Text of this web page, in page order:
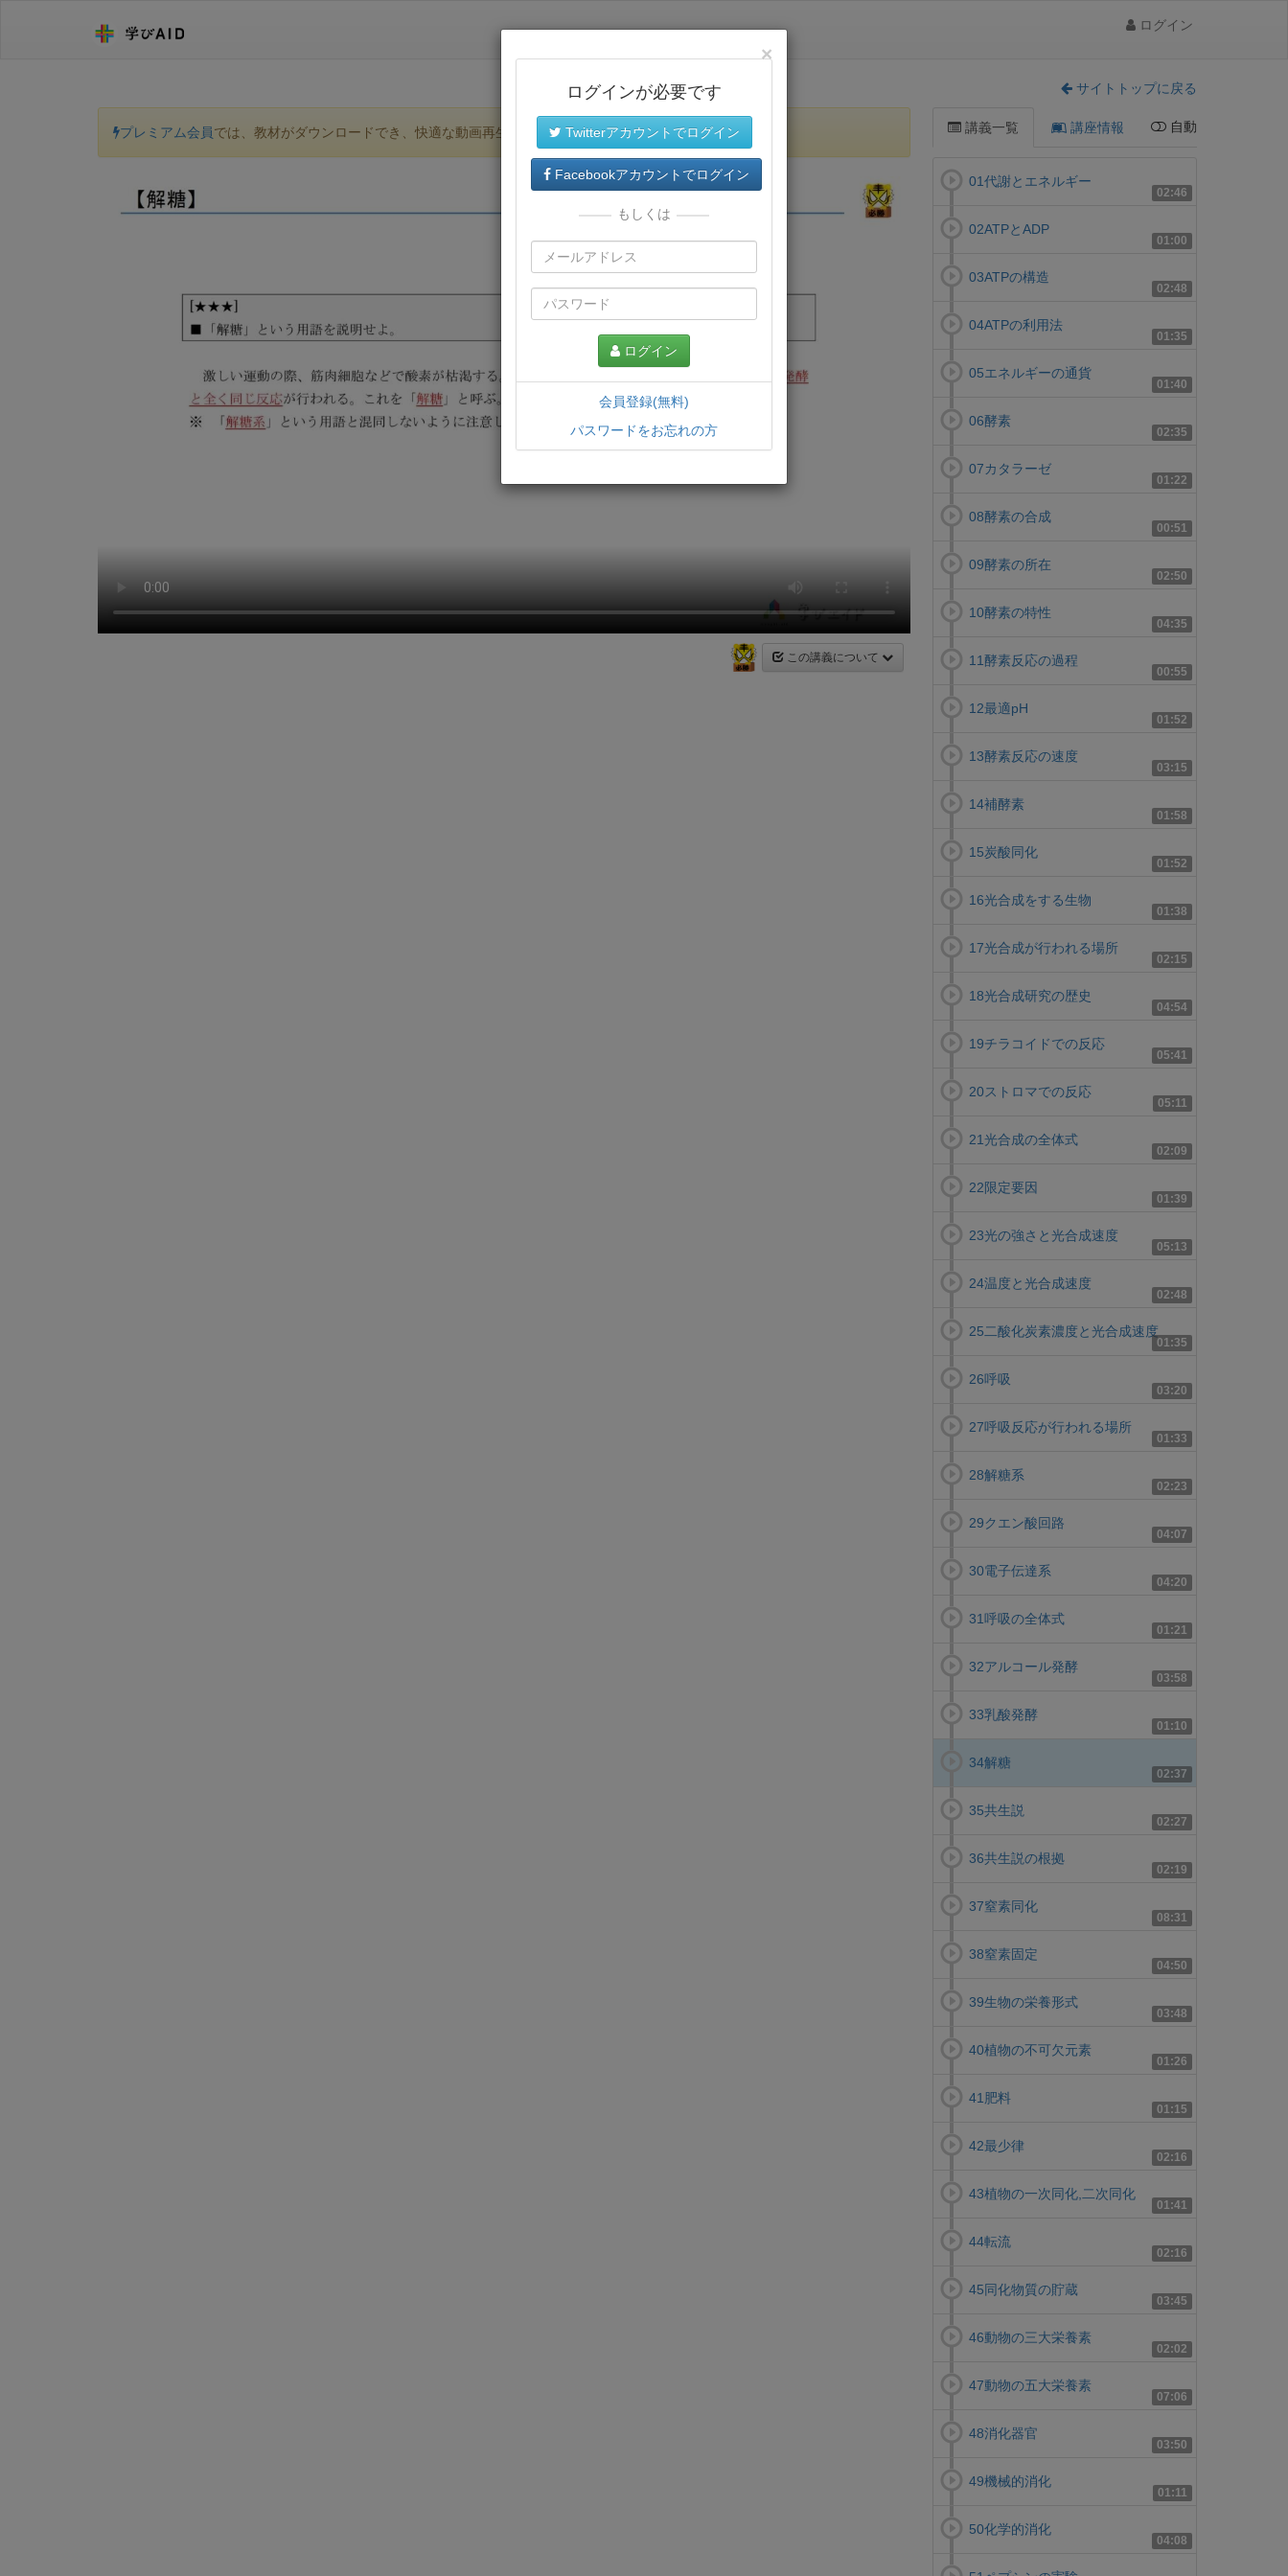
ログイン
サイトトップに戻る
プレミアム会員では、教材がダウンロードでき、快適な動画再生環境が提供されます。
この講義について
講義一覧 講座情報 自動
02:46
01代謝とエネルギー
01:00
02ATPとADP
02:48
03ATPの構造
01:35
04ATPの利用法
01:40
05エネルギーの通貨
02:35
06酵素
01:22
07カタラーゼ
00:51
08酵素の合成
02:50
09酵素の所在
04:35
10酵素の特性
00:55
11酵素反応の過程
01:52
12最適pH
03:15
13酵素反応の速度
01:58
14補酵素
01:52
15炭酸同化
01:38
16光合成をする生物
02:15
17光合成が行われる場所
04:54
18光合成研究の歴史
05:41
19チラコイドでの反応
05:11
20ストロマでの反応
02:09
21光合成の全体式
01:39
22限定要因
05:13
23光の強さと光合成速度
02:48
24温度と光合成速度
01:35
25二酸化炭素濃度と光合成速度
03:20
26呼吸
01:33
27呼吸反応が行われる場所
02:23
28解糖系
04:07
29クエン酸回路
04:20
30電子伝達系
01:21
31呼吸の全体式
03:58
32アルコール発酵
01:10
33乳酸発酵
02:37
34解糖
02:27
35共生説
02:19
36共生説の根拠
08:31
37窒素同化
04:50
38窒素固定
03:48
39生物の栄養形式
01:26
40植物の不可欠元素
01:15
41肥料
02:16
42最少律
01:41
43植物の一次同化,二次同化
02:16
44転流
03:45
45同化物質の貯蔵
02:02
46動物の三大栄養素
07:06
47動物の五大栄養素
03:50
48消化器官
01:11
49機械的消化
04:08
50化学的消化
×
ログインが必要です
Twitterアカウントでログイン
Facebookアカウントでログイン
もしくは
ログイン
会員登録(無料)
パスワードをお忘れの方